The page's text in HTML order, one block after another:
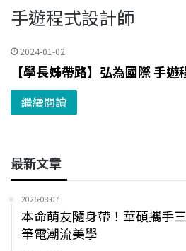
手遊程式設計師
2024-01-02
【學長姊帶路】弘為國際 手
繼續閱讀
最新文章
2026-08-07
本命萌友隨身帶！華碩攜手
筆電潮流美學